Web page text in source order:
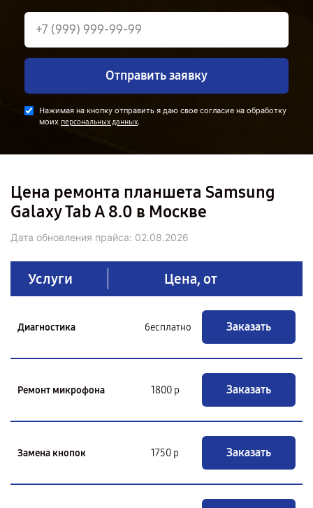
Отправить заявку
Нажимая на кнопку отправить я даю свое согласие на обработку
моих персональных данных.
Цена ремонта планшета Samsung
Galaxy Tab A 8.0 в Москве
Дата обновления прайса: 02.08.2026
Услуги Цена, от
Диагностика бесплатно Заказать
Ремонт микрофона 1800 р Заказать
Замена кнопок 1750 р Заказать